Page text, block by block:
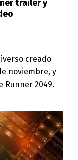
tráiler y
creado
noviembre, y
Runner 2049.